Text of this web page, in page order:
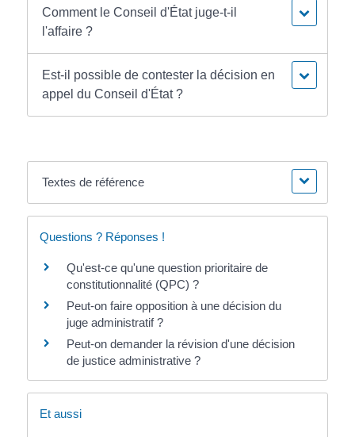
Comment le Conseil d'État juge-t-il
l'affaire ?
Est-il possible de contester la décision en
appel du Conseil d'État ?
Textes de référence
Questions ? Réponses !
Qu'est-ce qu'une question prioritaire de
constitutionnalité (QPC) ?
Peut-on faire opposition à une décision du
juge administratif ?
Peut-on demander la révision d'une décision
de justice administrative ?
Et aussi